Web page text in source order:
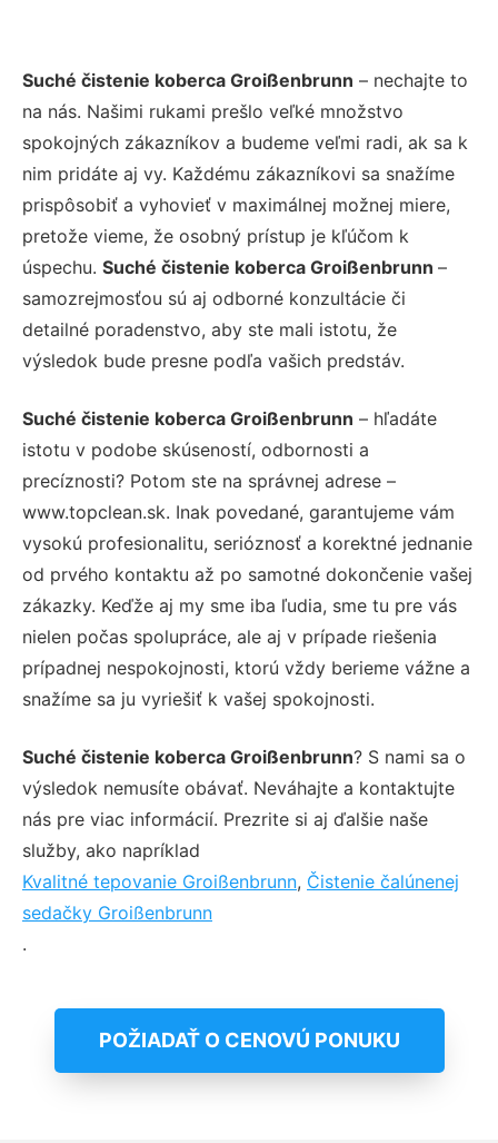
Suché čistenie koberca Groißenbrunn – nechajte to
na nás. Našimi rukami prešlo veľké množstvo
spokojných zákazníkov a budeme veľmi radi, ak sa k
nim pridáte aj vy. Každému zákazníkovi sa snažíme
prispôsobiť a vyhovieť v maximálnej možnej miere,
pretože vieme, že osobný prístup je kľúčom k
úspechu. Suché čistenie koberca Groißenbrunn –
samozrejmosťou sú aj odborné konzultácie či
detailné poradenstvo, aby ste mali istotu, že
výsledok bude presne podľa vašich predstáv.
Suché čistenie koberca Groißenbrunn – hľadáte
istotu v podobe skúseností, odbornosti a
precíznosti? Potom ste na správnej adrese –
www.topclean.sk. Inak povedané, garantujeme vám
vysokú profesionalitu, serióznosť a korektné jednanie
od prvého kontaktu až po samotné dokončenie vašej
zákazky. Keďže aj my sme iba ľudia, sme tu pre vás
nielen počas spolupráce, ale aj v prípade riešenia
prípadnej nespokojnosti, ktorú vždy berieme vážne a
snažíme sa ju vyriešiť k vašej spokojnosti.
Suché čistenie koberca Groißenbrunn? S nami sa o
výsledok nemusíte obávať. Neváhajte a kontaktujte
nás pre viac informácií. Prezrite si aj ďalšie naše
služby, ako napríklad
Kvalitné tepovanie Groißenbrunn, Čistenie čalúnenej
sedačky Groißenbrunn
.
POŽIADAŤ O CENOVÚ PONUKU